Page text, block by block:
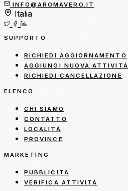
INFO@AROMAVERO.IT
Italia
SUPPORTO
RICHIEDI AGGIORNAMENTO
AGGIUNGI NUOVA ATTIVITÀ
RICHIEDI CANCELLAZIONE
ELENCO
CHI SIAMO
CONTATTO
LOCALITÀ
PROVINCE
MARKETING
PUBBLICITÀ
VERIFICA ATTIVITÀ